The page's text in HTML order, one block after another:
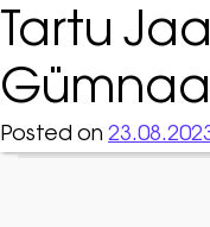
Tartu
Posted on